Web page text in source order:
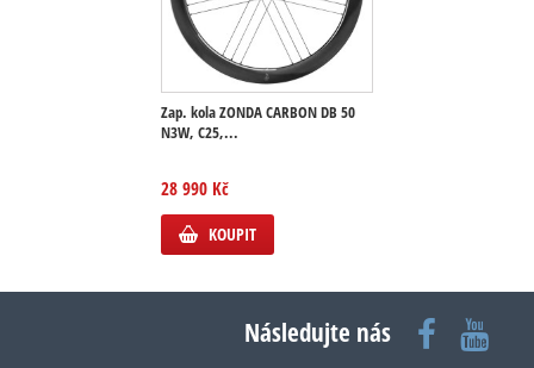
Zap. kola ZONDA CARBON DB 50
N3W, C25,...
28 990 Kč
KOUPIT
Následujte nás